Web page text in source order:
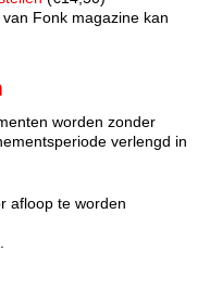
Fonk magazine kan
worden zonder
verlengd in
afloop te worden
.